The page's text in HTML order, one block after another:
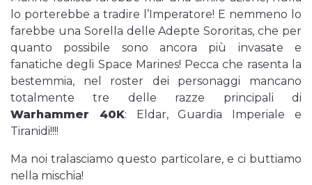
lo porterebbe a tradire l’Imperatore! E nemmeno lo
farebbe una Sorella delle Adepte Sororitas, che per
quanto possibile sono ancora più invasate e
fanatiche degli Space Marines! Pecca che rasenta la
bestemmia, nel roster dei personaggi mancano
totalmente tre delle razze principali di
Warhammer 40K: Eldar, Guardia Imperiale e
Tiranidi!!!!
Ma noi tralasciamo questo particolare, e ci buttiamo
nella mischia!